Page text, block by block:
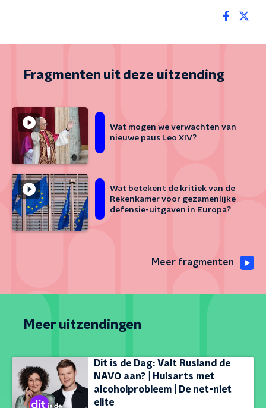
Fragmenten uit deze uitzending
Wat mogen we verwachten van
nieuwe paus Leo XIV?
Wat betekent de kritiek van de
Rekenkamer voor gezamenlijke
defensie-uitgaven in Europa?
Meer fragmenten
Meer uitzendingen
Dit is de Dag: Valt Rusland de
NAVO aan? | Huisarts met
alcoholprobleem | De net-niet
elite